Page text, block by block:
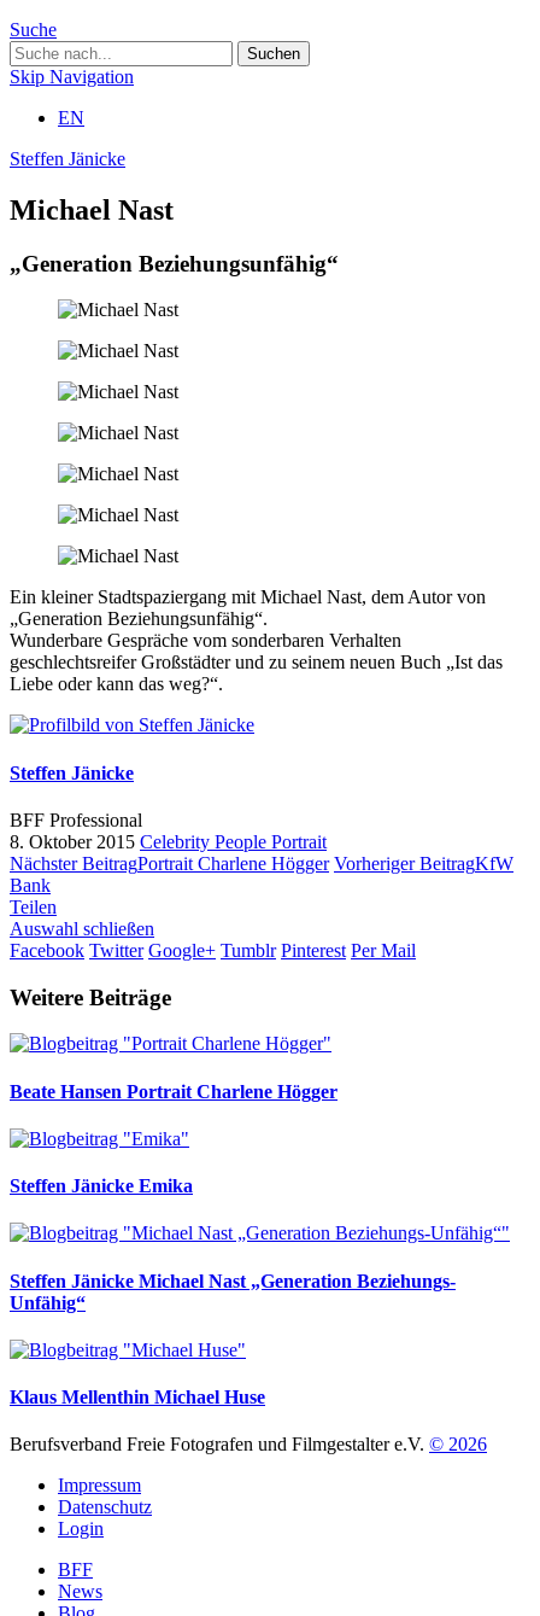
Suche
Skip Navigation
EN
Steffen Jänicke
Michael Nast
„Generation Beziehungsunfähig“
Ein kleiner Stadtspaziergang mit Michael Nast, dem Autor von
„Generation Beziehungsunfähig“.
Wunderbare Gespräche vom sonderbaren Verhalten
geschlechtsreifer Großstädter und zu seinem neuen Buch „Ist das
Liebe oder kann das weg?“.
Steffen Jänicke
BFF Professional
8. Oktober 2015 Celebrity People Portrait
Nächster BeitragPortrait Charlene Högger Vorheriger BeitragKfW
Bank
Teilen
Auswahl schließen
Facebook Twitter Google+ Tumblr Pinterest Per Mail
Weitere Beiträge
Beate Hansen Portrait Charlene Högger
Steffen Jänicke Emika
Steffen Jänicke Michael Nast „Generation Beziehungs-
Unfähig“
Klaus Mellenthin Michael Huse
Berufsverband Freie Fotografen und Filmgestalter e.V. © 2026
Impressum
Datenschutz
Login
BFF
News